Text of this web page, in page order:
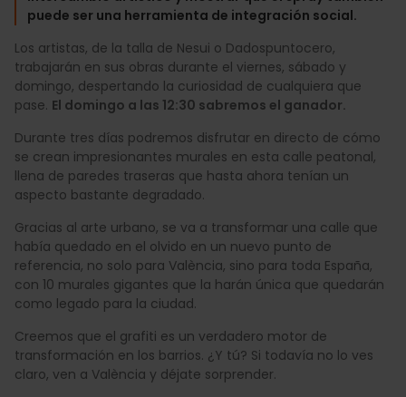
puede ser una herramienta de integración social.
Los artistas, de la talla de Nesui o Dadospuntocero,
trabajarán en sus obras durante el viernes, sábado y
domingo, despertando la curiosidad de cualquiera que
pase. El domingo a las 12:30 sabremos el ganador.
Durante tres días podremos disfrutar en directo de cómo
se crean impresionantes murales en esta calle peatonal,
llena de paredes traseras que hasta ahora tenían un
aspecto bastante degradado.
Gracias al arte urbano, se va a transformar una calle que
había quedado en el olvido en un nuevo punto de
referencia, no solo para València, sino para toda España,
con 10 murales gigantes que la harán única que quedarán
como legado para la ciudad.
Creemos que el grafiti es un verdadero motor de
transformación en los barrios. ¿Y tú? Si todavía no lo ves
claro, ven a València y déjate sorprender.